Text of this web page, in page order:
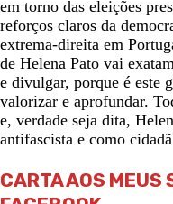
em torno das eleições
reforços claros da
extrema-direita em
de Helena Pato vai
e divulgar, porque é este
valorizar e aprofundar.
e, verdade seja dita,
antifascista e como
CARTA AOS MEUS